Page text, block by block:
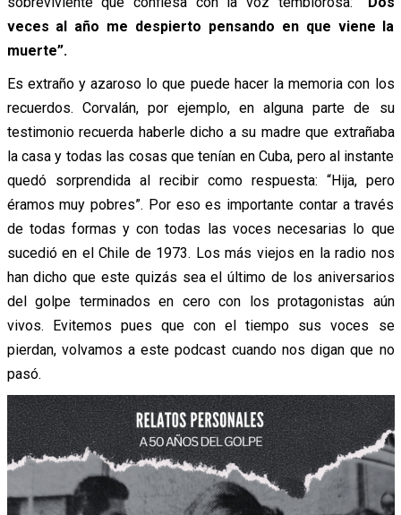
veces al año me despierto pensando en que viene la
muerte”.
Es extraño y azaroso lo que puede hacer la memoria con los
recuerdos. Corvalán, por ejemplo, en alguna parte de su
testimonio recuerda haberle dicho a su madre que extrañaba
la casa y todas las cosas que tenían en Cuba, pero al instante
quedó sorprendida al recibir como respuesta: “Hija, pero
éramos muy pobres”. Por eso es importante contar a través
de todas formas y con todas las voces necesarias lo que
sucedió en el Chile de 1973. Los más viejos en la radio nos
han dicho que este quizás sea el último de los aniversarios
del golpe terminados en cero con los protagonistas aún
vivos. Evitemos pues que con el tiempo sus voces se
pierdan, volvamos a este podcast cuando nos digan que no
pasó.